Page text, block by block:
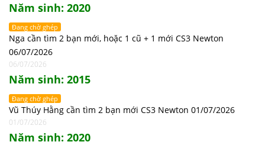
Năm sinh: 2020
Đang chờ ghép
Nga cần tìm 2 bạn mới, hoặc 1 cũ + 1 mới CS3 Newton
06/07/2026
06/07/2026
Năm sinh: 2015
Đang chờ ghép
Vũ Thúy Hằng cần tìm 2 bạn mới CS3 Newton 01/07/2026
01/07/2026
Năm sinh: 2020